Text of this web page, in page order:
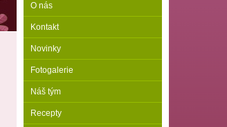
O nás
Kontakt
Novinky
Fotogalerie
Náš tým
Recepty